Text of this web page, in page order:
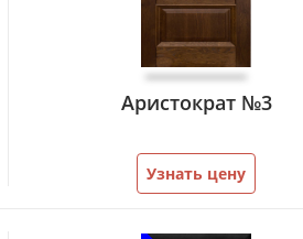
Аристократ №3
Узнать цену